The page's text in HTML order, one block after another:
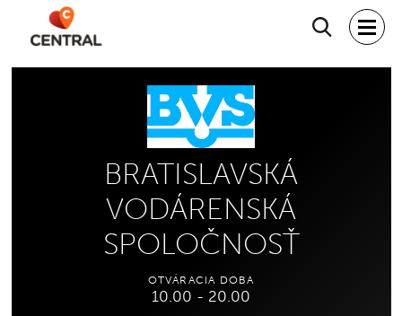
Hľadať
BRATISLAVSKÁ
VODÁRENSKÁ
SPOLOČNOSŤ
OTVÁRACIA DOBA
10.00 - 20.00